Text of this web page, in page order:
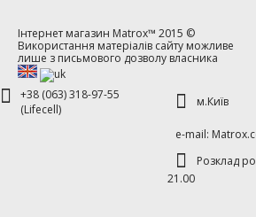
Інтернет магазин Matrox™ 2015 ©
Використання матеріалів сайту можливе
лише з письмового дозволу власника
+38 (063) 318-97-55
(Lifecell)
м.Київ
е-mаil:
Розклад
21.00